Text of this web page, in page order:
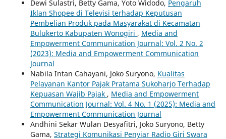
Dewi Sulastri, Betty Gama, Yoto Widodo, Pengaruh
Iklan Shopee di Televisi terhadap Keputusan
Pembelian Produk pada Masyarakat di Kecamatan
Bulukerto Kabupaten Wonogiri , Media and
Empowerment Communication Journal: Vol. 2 No. 2
(2023): Media and Empowerment Communication
Journal
Nabila Intan Cahayani, Joko Suryono, Kualitas
Pelayanan Kantor Pajak Pratama Sukoharjo Terhadap
Kepuasan Wajib Pajak , Media and Empowerment
Communication Journal: Vol. 4 No. 1 (2025): Media and
Empowerment Communication Journal
Andhini Sekar Wulan Desyafitri, Joko Suryono, Betty
Gama, Strategi Komunikasi Penyiar Radio Giri Swara